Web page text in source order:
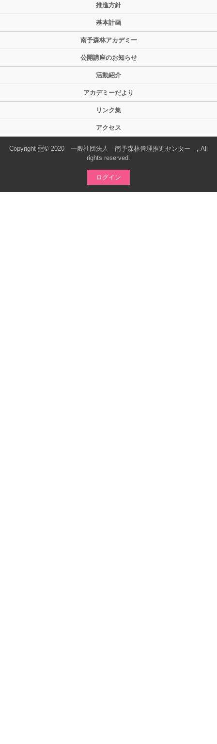
推進方針
基本計画
南予森林アカデミー
公開講座のお知らせ
活動紹介
アカデミーだより
リンク集
アクセス
Copyright © 2020 一般社団法人 南予森林管理推進センター , All
rights reserved.
ログイン